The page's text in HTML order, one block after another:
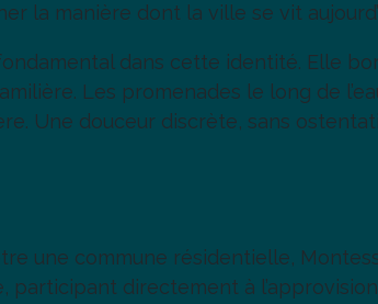
la manière dont la ville se vit
dans cette identité. Elle
Les promenades le long de
Une douceur discrète, sans
une commune résidentielle,
directement à